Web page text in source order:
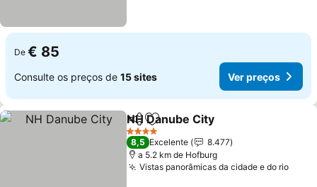
De € 85
Consulte os preços de 15 sites Ver preços
PartilharAdicionar aos favoritos
NH Danube City
4 Estrelas
8,5 Excelente
8.477
a 5.2 km de Hofburg
Vistas panorâmicas da cidade e do rio